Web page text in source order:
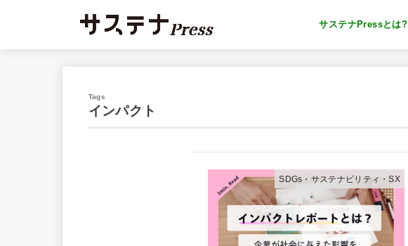
サステナPressとは?
インパクト
SDGs・サステナビリティ・SX